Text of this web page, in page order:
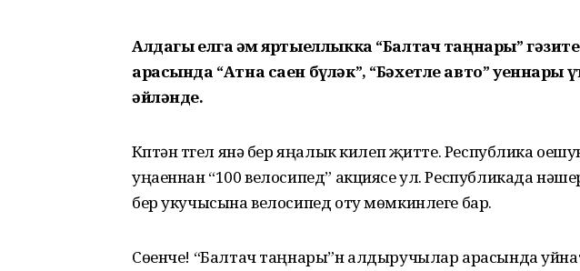
Алдагы елга һәм яртыеллыкка “Балтач таңнары”
арасында “Атна саен бүләк”, “Бәхетле авто” уеннары
әйләнде.
Күптән түгел янә бер яңалык килеп җитте. Республика
уңаеннан “100 велосипед” акциясе ул. Республикада
бер укучысына велосипед оту мөмкинлеге бар.
Сөенче! “Балтач таңнары”н алдыручылар арасында